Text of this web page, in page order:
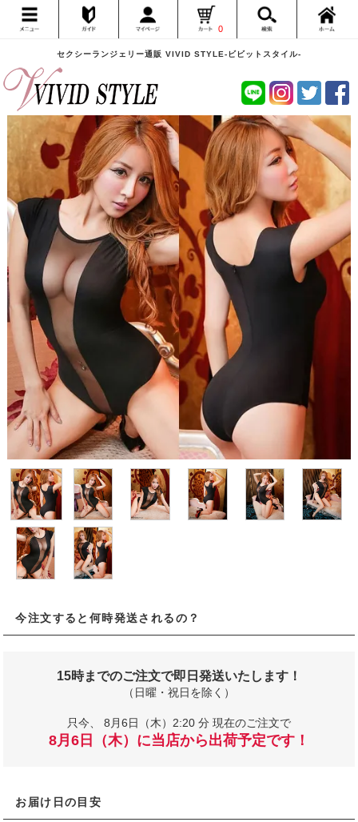
セクシーランジェリー通販 VIVID STYLE-ビビットスタイル-
0
今注文すると何時発送されるの？
15時までのご注文で即日発送いたします！
（日曜・祝日を除く）
只今、 8月6日（木）2:20 分 現在のご注文で
8月6日（木）に当店から出荷予定です！
お届け日の目安